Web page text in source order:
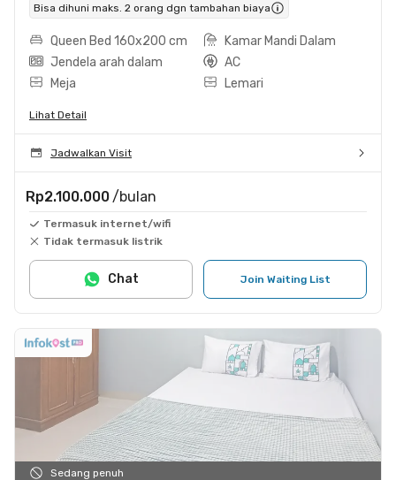
Bisa dihuni maks. 2 orang dgn tambahan biaya
Queen Bed 160x200 cm
Kamar Mandi Dalam
Jendela arah dalam
AC
Meja
Lemari
Lihat Detail
Jadwalkan Visit
Rp2.100.000 /bulan
Termasuk internet/wifi
Tidak termasuk listrik
Join Waiting List
Chat
Sedang penuh